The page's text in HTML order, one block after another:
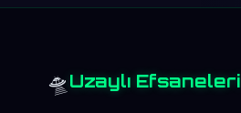
🛸 Uzaylı Efsaneleri